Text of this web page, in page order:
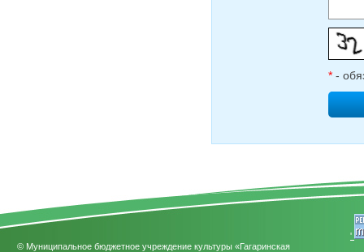
* -
© Муниципальное бюджетное учреждение культуры «Гагаринская
'